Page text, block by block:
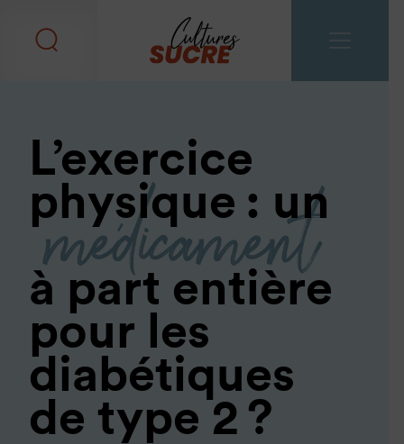
L’exercice
physique : un
médicament
à part entière
pour les
diabétiques
de type 2 ?